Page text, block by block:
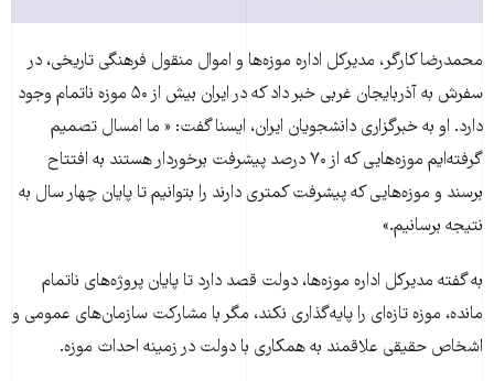
محمدرضا کارگر، مدیرکل اداره موزه‌ها و اموال منقول فرهنگی تاریخی، در
سفرش به آذربایجان غربی خبر داد که در ایران بیش از ۵۰ موزه ناتمام وجود
دارد. او به خبرگزاری دانشجویان ایران، ایسنا گفت: « ما امسال تصمیم
گرفته‌ایم موزه‌هایی که از ۷۰ درصد پیشرفت برخوردار هستند به افتتاح
برسند و موزه‌هایی که پیشرفت کمتری دارند را بتوانیم تا پایان چهار سال به
نتیجه برسانیم.»
به گفته مدیرکل اداره موزه‌ها، دولت قصد دارد تا پایان پروژه‌های ناتمام
مانده، موزه تازه‌ای را پایه‌گذاری نکند، مگر با مشارکت سازمان‌های عمومی و
اشخاص حقیقی علاقمند به همکاری با دولت در زمینه احداث موزه.